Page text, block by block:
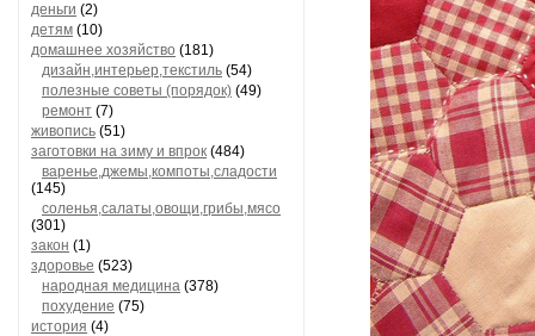
деньги (2)
детям (10)
домашнее хозяйство (181)
дизайн,интерьер,текстиль (54)
полезные советы (порядок) (49)
ремонт (7)
живопись (51)
заготовки на зиму и впрок (484)
варенье,джемы,компоты,сладости
(145)
соленья,салаты,овощи,грибы,мясо
(301)
закон (1)
здоровье (523)
народная медицина (378)
похудение (75)
история (4)